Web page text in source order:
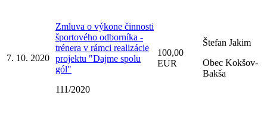
7. 10. 2020
Zmluva o výkone činnosti
športového odborníka -
trénera v rámci realizácie
projektu "Dajme spolu
gól"
111/2020
100,00
EUR
Štefan Jakim
Obec Kokšov-
Bakša